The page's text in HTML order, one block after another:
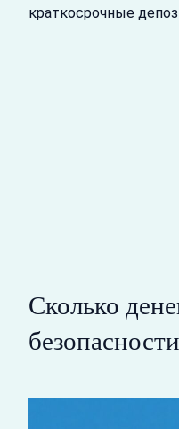
краткосрочные
Сколько